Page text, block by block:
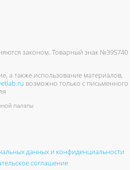
законом. Товарный знак №395740
а также использование материалов,
возможно только с письменного
палаты
данных и конфиденциальности
соглашение